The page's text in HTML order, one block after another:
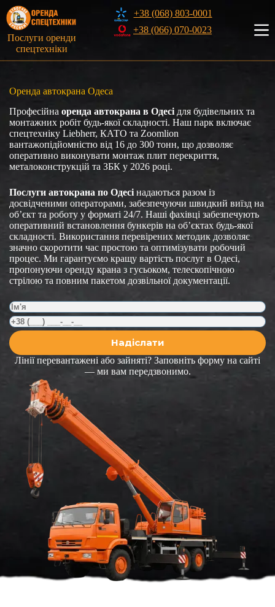
Перейти
до
вмісту
Послуги оренди
спецтехніки
+38 (068) 803-0001
+38 (066) 070-0023
Оренда автокрана Одеса
Професійна оренда автокрана в Одесі для будівельних та
монтажних робіт будь-якої складності. Наш парк включає
спецтехніку Liebherr, КАТО та Zoomlion
вантажопідйомністю від 16 до 300 тонн, що дозволяє
оперативно виконувати монтаж плит перекриття,
металоконструкцій та ЗБК у 2026 році.
Послуги автокрана по Одесі надаються разом із
досвідченими операторами, забезпечуючи швидкий виїзд на
об’єкт та роботу у форматі 24/7. Наші фахівці забезпечують
оперативний встановлення бункерів на об’єктах будь-якої
складності. Використання перевірених методик дозволяє
значно скоротити час простою та оптимізувати робочий
процес. Ми гарантуємо кращу вартість послуг в Одесі,
пропонуючи оренду крана з гусьоком, телескопічною
стрілою та повним пакетом дозвільної документації.
Лінії перевантажені або зайняті? Заповніть форму на сайті
— ми вам передзвонимо.